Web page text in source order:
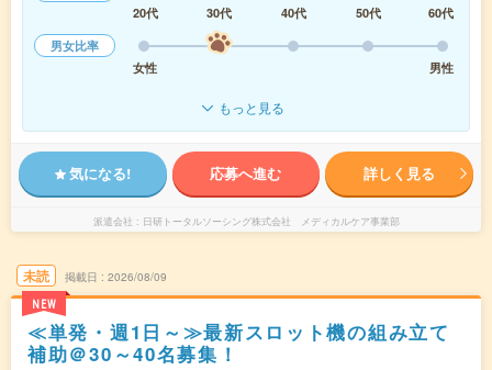
20代 30代 40代 50代
60代
男女比率
女性
男性
もっと見る
気になる! 応募へ進む 詳しく見る
派遣会社 日研トータルソーシング株式会社 メディカルケア事業部
未読
NEW
掲載日 2026/08/09
≪単発・週1日～≫最新スロット機の組み立て
補助＠30～40名募集！